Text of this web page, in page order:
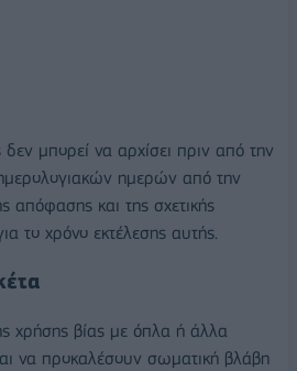
μπορεί να αρχίσει πριν από την
ημερών από την
απόφασης και της σχετικής
το χρόνο εκτέλεσης αυτής.
χρήσης βίας με όπλα ή άλλα
να προκαλέσουν σωματική βλάβη